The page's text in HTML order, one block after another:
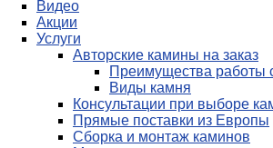
Видео
Акции
Услуги
Авторские камины на заказ
Преимущества работы
Виды камня
Консультации при выборе
Прямые поставки из Европы
Сборка и монтаж каминов